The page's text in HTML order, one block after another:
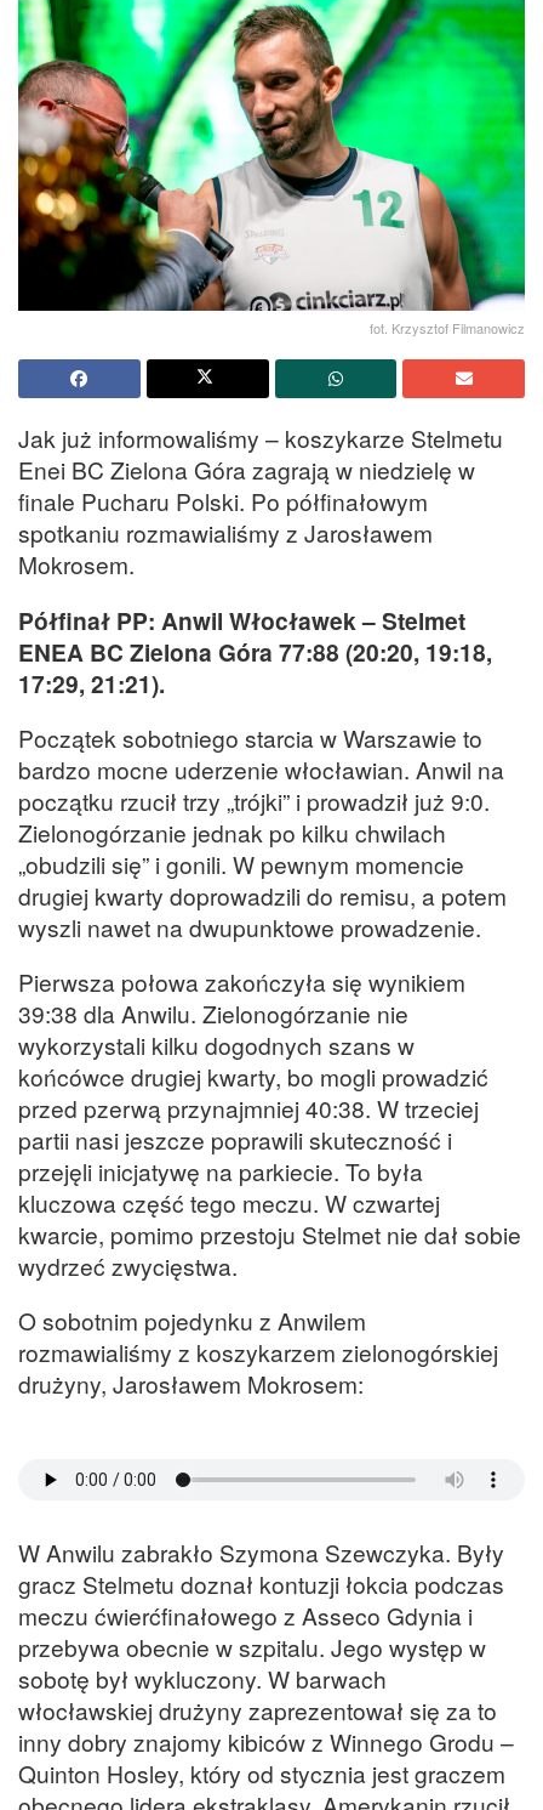
fot. Krzysztof Filmanowicz
Jak już informowaliśmy – koszykarze Stelmetu
Enei BC Zielona Góra zagrają w niedzielę w
finale Pucharu Polski. Po półfinałowym
spotkaniu rozmawialiśmy z Jarosławem
Mokrosem.
Półfinał PP: Anwil Włocławek – Stelmet
ENEA BC Zielona Góra 77:88 (20:20, 19:18,
17:29, 21:21).
Początek sobotniego starcia w Warszawie to
bardzo mocne uderzenie włocławian. Anwil na
początku rzucił trzy „trójki” i prowadził już 9:0.
Zielonogórzanie jednak po kilku chwilach
„obudzili się” i gonili. W pewnym momencie
drugiej kwarty doprowadzili do remisu, a potem
wyszli nawet na dwupunktowe prowadzenie.
Pierwsza połowa zakończyła się wynikiem
39:38 dla Anwilu. Zielonogórzanie nie
wykorzystali kilku dogodnych szans w
końcówce drugiej kwarty, bo mogli prowadzić
przed pzerwą przynajmniej 40:38. W trzeciej
partii nasi jeszcze poprawili skuteczność i
przejęli inicjatywę na parkiecie. To była
kluczowa część tego meczu. W czwartej
kwarcie, pomimo przestoju Stelmet nie dał sobie
wydrzeć zwycięstwa.
O sobotnim pojedynku z Anwilem
rozmawialiśmy z koszykarzem zielonogórskiej
drużyny, Jarosławem Mokrosem:
W Anwilu zabrakło Szymona Szewczyka. Były
gracz Stelmetu doznał kontuzji łokcia podczas
meczu ćwierćfinałowego z Asseco Gdynia i
przebywa obecnie w szpitalu. Jego występ w
sobotę był wykluczony. W barwach
włocławskiej drużyny zaprezentował się za to
inny dobry znajomy kibiców z Winnego Grodu –
Quinton Hosley, który od stycznia jest graczem